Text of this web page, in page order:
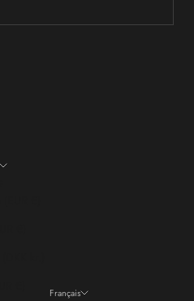
Français